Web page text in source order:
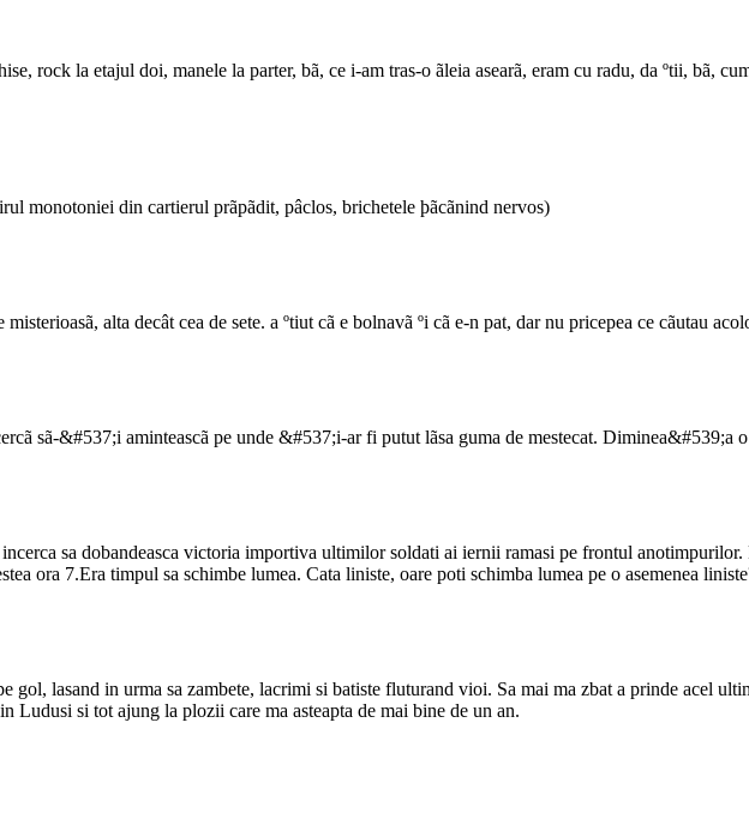
rock la etajul doi, manele la parter, bã, ce i-am tras-o ãleia asearã, eram cu radu, da ºtii, bã,
monotoniei din cartierul prãpãdit, pâclos, brichetele þãcãnind nervos)
alta decât cea de sete. a ºtiut cã e bolnavã ºi cã e-n pat, dar nu pricepea ce cãutau
sã-&#537;i aminteascã pe unde &#537;i-ar fi putut lãsa guma de mestecat. Diminea&#539;a
sa dobandeasca victoria importiva ultimilor soldati ai iernii ramasi pe frontul
ora 7.Era timpul sa schimbe lumea. Cata liniste, oare poti schimba lumea pe o asemenea
gol, lasand in urma sa zambete, lacrimi si batiste fluturand vioi. Sa mai ma zbat a prinde acel
Ludusi si tot ajung la plozii care ma asteapta de mai bine de un an.